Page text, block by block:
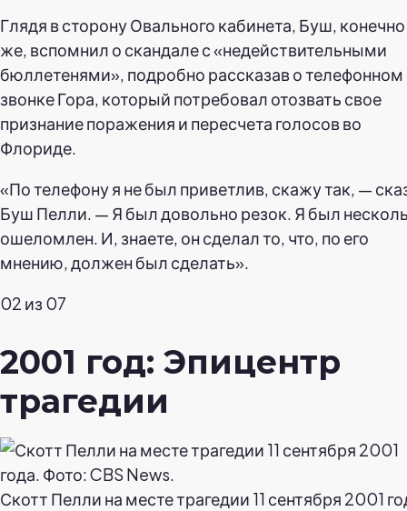
Глядя в сторону Овального кабинета, Буш, конечно
же, вспомнил о скандале с «недействительными
бюллетенями», подробно рассказав о телефонном
звонке Гора, который потребовал отозвать свое
признание поражения и пересчета голосов во
Флориде.
«По телефону я не был приветлив, скажу так, —
Буш Пелли. — Я был довольно резок. Я был
ошеломлен. И, знаете, он сделал то, что, по его
мнению, должен был сделать».
02 из 07
2001 год: Эпицентр
трагедии
Скотт Пелли на месте трагедии 11 сентября 2001